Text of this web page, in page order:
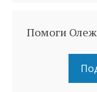
Помоги